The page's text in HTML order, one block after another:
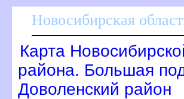
Новосибирская
Карта
района. Большая
Доволенский район